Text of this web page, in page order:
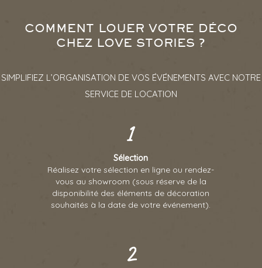
COMMENT LOUER VOTRE DÉCO
CHEZ LOVE STORIES ?
SIMPLIFIEZ L’ORGANISATION DE VOS ÉVÉNEMENTS AVEC NOTRE
SERVICE DE LOCATION
Sélection
Réalisez votre sélection en ligne ou rendez-
vous au showroom (sous réserve de la
disponibilité des éléments de décoration
souhaités à la date de votre événement).